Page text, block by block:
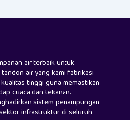
air terbaik untuk
air yang kami fabrikasi
tinggi guna memastikan
cuaca dan tekanan.
sistem penampungan
infrastruktur di seluruh